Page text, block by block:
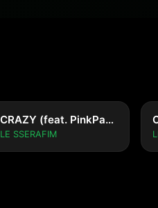
CRAZY (feat. PinkPantheress)
LE SSERAFIM